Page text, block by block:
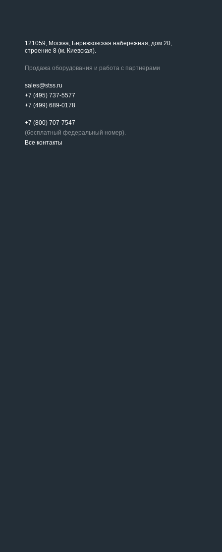
121059, Москва, Бережковская набережная, дом 20,
строение 8 (м. Киевская).
Продажа оборудования и работа с партнерами
sales@stss.ru
+7 (495) 737-5577
+7 (499) 689-0178
+7 (800) 707-7547
(бесплатный федеральный номер).
Все контакты